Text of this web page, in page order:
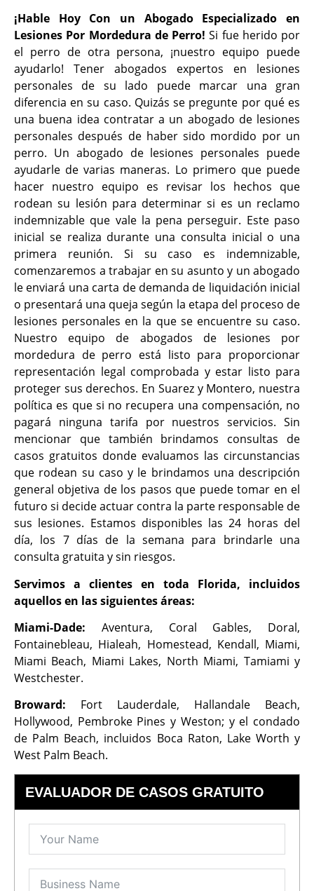
¡Hable Hoy Con un Abogado Especializado en
Lesiones Por Mordedura de Perro! Si fue herido por
el perro de otra persona, ¡nuestro equipo puede
ayudarlo! Tener abogados expertos en lesiones
personales de su lado puede marcar una gran
diferencia en su caso. Quizás se pregunte por qué es
una buena idea contratar a un abogado de lesiones
personales después de haber sido mordido por un
perro. Un abogado de lesiones personales puede
ayudarle de varias maneras. Lo primero que puede
hacer nuestro equipo es revisar los hechos que
rodean su lesión para determinar si es un reclamo
indemnizable que vale la pena perseguir. Este paso
inicial se realiza durante una consulta inicial o una
primera reunión. Si su caso es indemnizable,
comenzaremos a trabajar en su asunto y un abogado
le enviará una carta de demanda de liquidación inicial
o presentará una queja según la etapa del proceso de
lesiones personales en la que se encuentre su caso.
Nuestro equipo de abogados de lesiones por
mordedura de perro está listo para proporcionar
representación legal comprobada y estar listo para
proteger sus derechos. En Suarez y Montero, nuestra
política es que si no recupera una compensación, no
pagará ninguna tarifa por nuestros servicios. Sin
mencionar que también brindamos consultas de
casos gratuitos donde evaluamos las circunstancias
que rodean su caso y le brindamos una descripción
general objetiva de los pasos que puede tomar en el
futuro si decide actuar contra la parte responsable de
sus lesiones. Estamos disponibles las 24 horas del
día, los 7 días de la semana para brindarle una
consulta gratuita y sin riesgos.
Servimos a clientes en toda Florida, incluidos
aquellos en las siguientes áreas:
Miami-Dade:
Aventura, Coral Gables, Doral,
Fontainebleau, Hialeah, Homestead, Kendall, Miami,
Miami Beach, Miami Lakes, North Miami, Tamiami y
Westchester.
Broward:
Fort Lauderdale, Hallandale Beach,
Hollywood, Pembroke Pines y Weston; y el condado
de Palm Beach, incluidos Boca Raton, Lake Worth y
West Palm Beach.
EVALUADOR DE CASOS GRATUITO